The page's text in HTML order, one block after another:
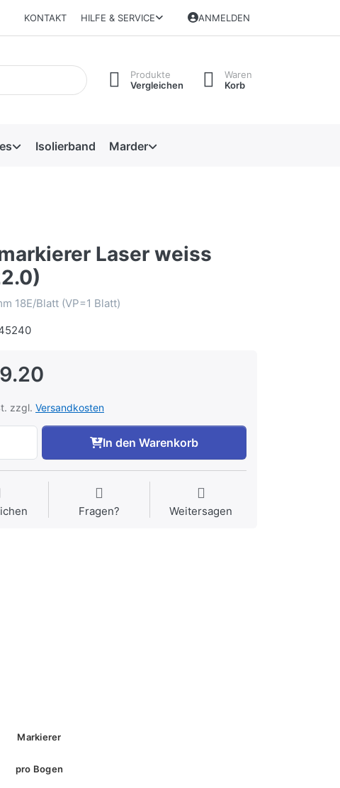
KONTAKT HILFE & SERVICE ANMELDEN
Produkte
Vergleichen
Waren
Korb
Isolierband Marder
Laser weiss
18E/Blatt (VP=1 Blatt)
zzgl. Versandkosten
In den Warenkorb
Fragen? Weitersagen
Markierer
pro Bogen